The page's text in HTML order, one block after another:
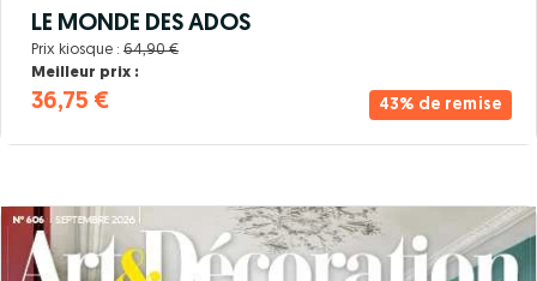
43% de remise
LE MONDE DES ADOS
Prix kiosque : 64,90 €
Meilleur prix :
36,75 €